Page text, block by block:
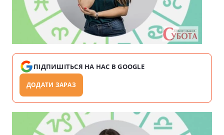
ПІДПИШІТЬСЯ НА НАС В GOOGLE
ДОДАТИ ЗАРАЗ